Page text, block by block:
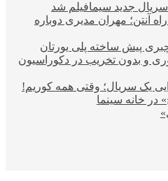
جدید سیمافیلم شد
آنتن؛ مهران مدیری دوباره
پیش ساخته پلی یورتان
و بدون تخریب در دکوراسیون
یک سریال؛ وقتی همه کوریم!
در خانه سینما